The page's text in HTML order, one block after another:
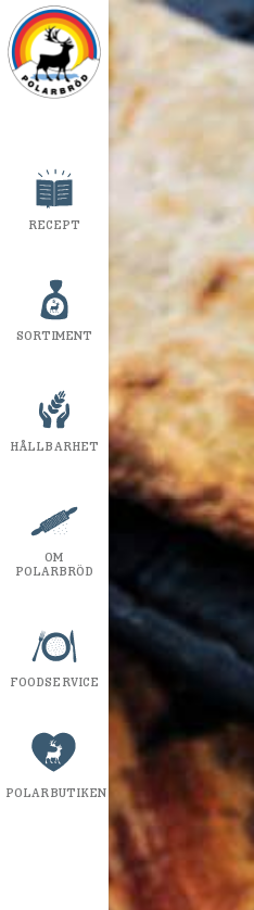
RECEPT
SORTIMENT
HÅLLBARHET
OM
POLARBRÖD
FOODSERVICE
POLARBUTIKEN